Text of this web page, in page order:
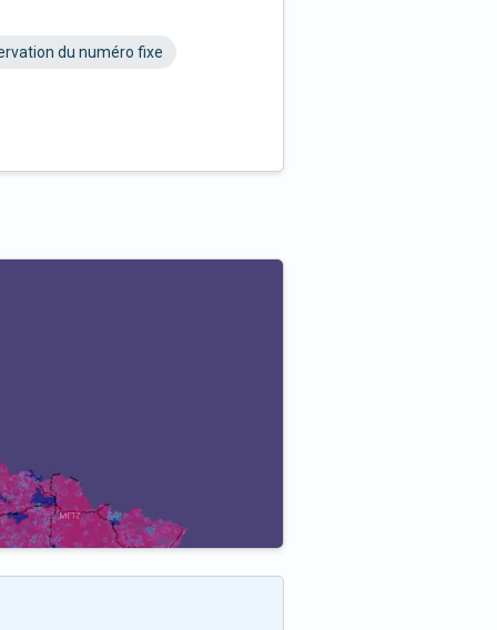
du numéro fixe